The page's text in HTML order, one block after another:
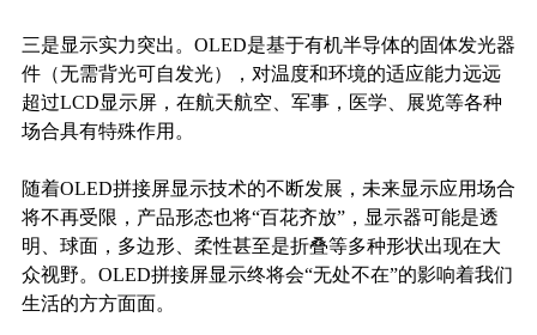
三是显示实力突出。 OLED是基于有机半导体的固体发光器
件（无需背光可自发光），对温度和环境的适应能力远远
超过LCD显示屏，在航天航空、军事，医学、展览等各种
场合具有特殊作用。
随着OLED拼接屏显示技术的不断发展，未来显示应用场合
将不再受限，产品形态也将“百花齐放”，显示器可能是透
明、球面，多边形、柔性甚至是折叠等多种形状出现在大
众视野。 OLED拼接屏显示终将会“无处不在”的影响着我们
生活的方方面面。